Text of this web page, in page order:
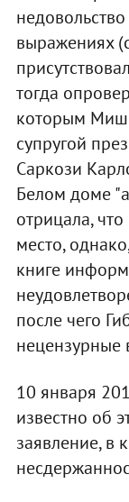
выражениях
тогда
которым
супругой
Саркози
Белом доме
отрицала,
место,
книге
после чего
нецензурные
10 января
известно об
заявление, в